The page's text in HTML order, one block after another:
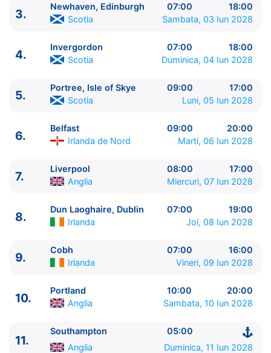
ITINERARIU
----------------------------------------
1. Southampton Anglia ⚓ - 17:00
Newhaven, Edinburgh
07:00 - 18:00
4.
Invergordon Scotia
07:00 - 18:00
6.
Belfast Irlanda de Nord 09:00 - 20:00
Liverpool Anglia
9.
Cobh Irlanda
Portland Anglia
Southampton 05:00 - ⚓
3.
Newhaven, Edinburgh 07:00
18:00
Scotia
Sambata, 03 Iun 2028
4.
Invergordon 07:00
18:00
Scotia
Duminica, 04 Iun 2028
5.
Portree, Isle of Skye 09:00
17:00
Scotia
Luni, 05 Iun 2028
6.
Belfast 09:00
20:00
Irlanda de Nord
Marti, 06 Iun 2028
7.
Liverpool 08:00
17:00
Anglia
Miercuri, 07 Iun 2028
8.
Dun Laoghaire, Dublin 07:00
19:00
Irlanda
Joi, 08 Iun 2028
9.
Cobh 07:00
16:00
Irlanda
Vineri, 09 Iun 2028
10.
Portland 10:00
20:00
Anglia
Sambata, 10 Iun 2028
11.
Southampton
05:00
Anglia
Duminica, 11 Iun 2028